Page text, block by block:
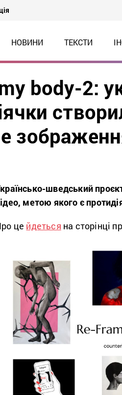
НОВИНИ ТЕКСТИ
body-2:
шведський
метою якого є
це йдеться на сторінці